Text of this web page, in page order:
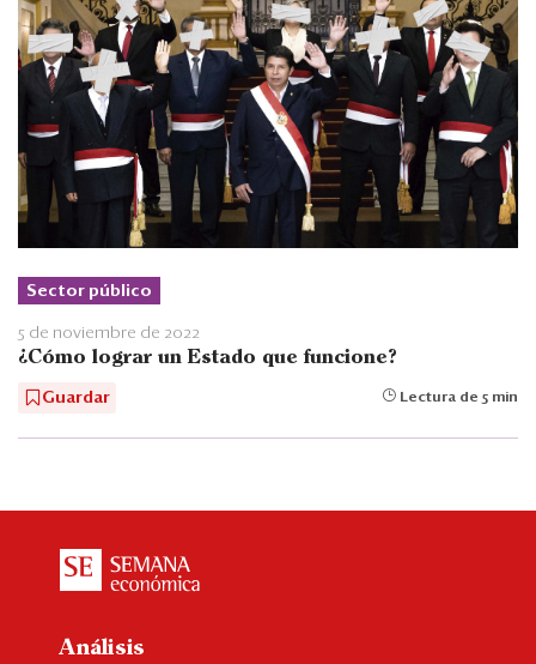
Sector público
5 de noviembre de 2022
¿Cómo lograr un Estado que funcione?
Guardar Lectura de 5 min
Análisis